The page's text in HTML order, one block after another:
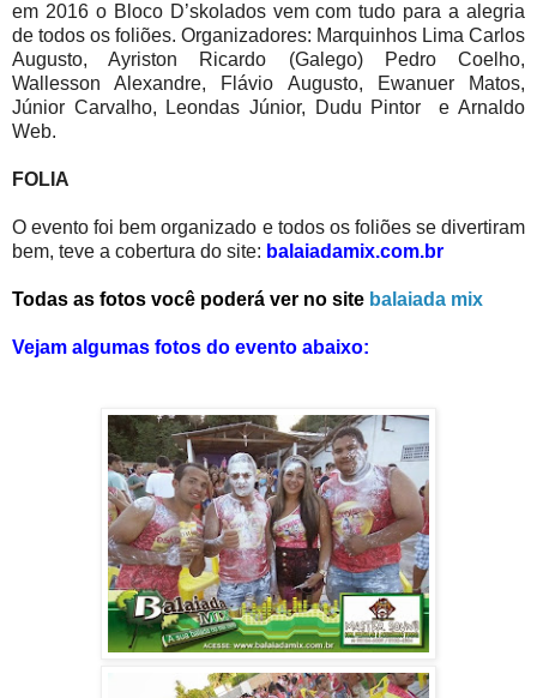
em 2016 o Bloco D’skolados vem com tudo para a alegria
de todos os foliões. Organizadores: Marquinhos Lima Carlos
Augusto, Ayriston Ricardo (Galego) Pedro Coelho,
Wallesson Alexandre, Flávio Augusto, Ewanuer Matos,
Júnior Carvalho, Leondas Júnior, Dudu Pintor e Arnaldo
Web.
FOLIA
O evento foi bem organizado e todos os foliões se divertiram
bem, teve a cobertura do site: balaiadamix.com.br
Todas as fotos você poderá ver no site balaiada mix
Vejam algumas fotos do evento abaixo: